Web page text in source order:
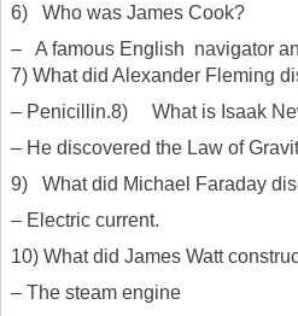
6) Who was James Cook?
– A famous English navigator
7) What did Alexander Fleming
– Penicillin.8) What is Isaak
– He discovered the Law of
9) What did Michael Faraday
– Electric current.
10) What did James Watt
– The steam engine